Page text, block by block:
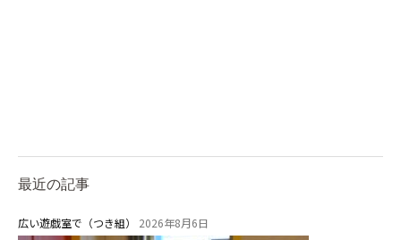
最近の記事
広い遊戯室で（つき組） 2026年8月6日